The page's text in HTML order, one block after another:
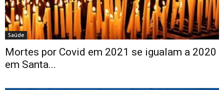
Saúde
Mortes por Covid em 2021 se igualam a 2020
em Santa...